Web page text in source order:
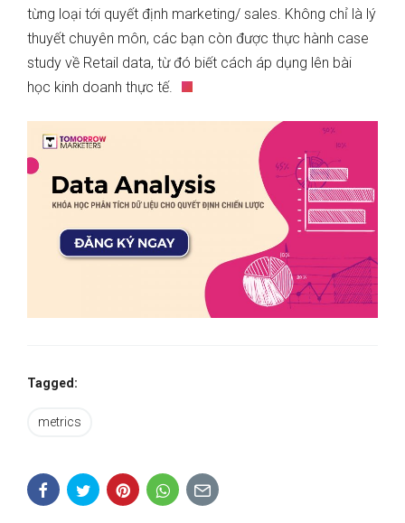
từng loại tới quyết định marketing/ sales. Không chỉ là lý
thuyết chuyên môn, các bạn còn được thực hành case
study về Retail data, từ đó biết cách áp dụng lên bài
học kinh doanh thực tế.
Tagged:
metrics